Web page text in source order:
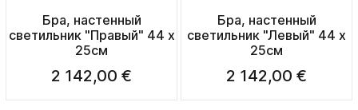
Бра, настенный
светильник "Правый" 44 х
25см
2 142,00 €
Бра, настенный
светильник "Левый" 44 х
25см
2 142,00 €